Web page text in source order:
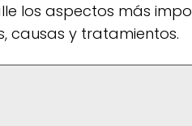
los aspectos más
causas y tratamientos.